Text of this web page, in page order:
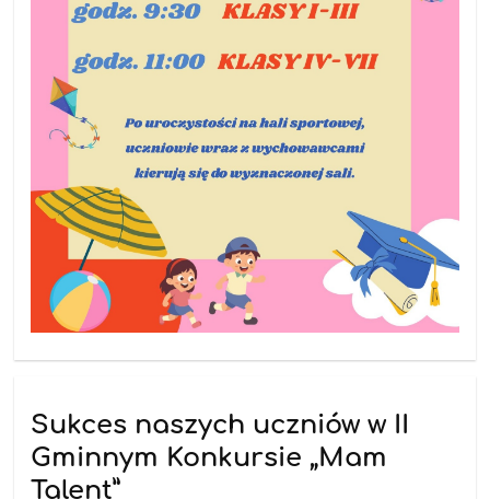
Sukces naszych uczniów w II
Gminnym Konkursie „Mam
Talent”